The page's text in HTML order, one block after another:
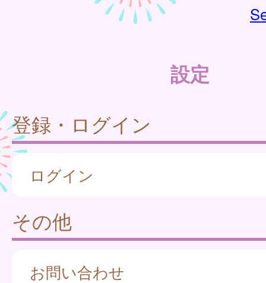
設定
登録・ログイン
ログイン
その他
お問い合わせ